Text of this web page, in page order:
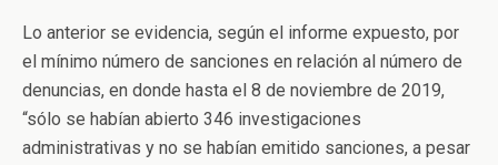
Lo anterior se evidencia, según el informe expuesto, por
el mínimo número de sanciones en relación al número de
denuncias, en donde hasta el 8 de noviembre de 2019,
“sólo se habían abierto 346 investigaciones
administrativas y no se habían emitido sanciones, a pesar